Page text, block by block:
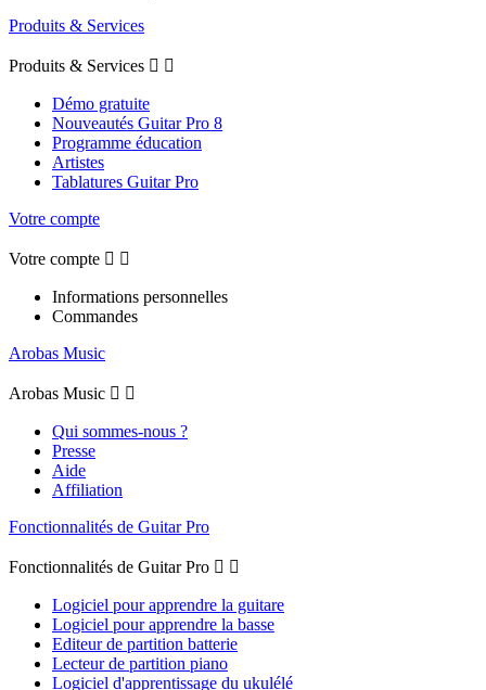
Produits & Services
Produits & Services  
Démo gratuite
Nouveautés Guitar Pro 8
Programme éducation
Artistes
Tablatures Guitar Pro
Votre compte
Votre compte  
Informations personnelles
Commandes
Arobas Music
Arobas Music  
Qui sommes-nous ?
Presse
Aide
Affiliation
Fonctionnalités de Guitar Pro
Fonctionnalités de Guitar Pro  
Logiciel pour apprendre la guitare
Logiciel pour apprendre la basse
Editeur de partition batterie
Lecteur de partition piano
Logiciel d'apprentissage du ukulélé